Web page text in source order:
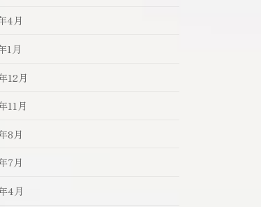
4月
1月
12月
11月
8月
7月
4月